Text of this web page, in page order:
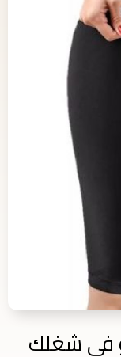
في شغلك